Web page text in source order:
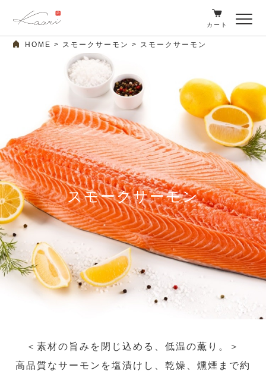
カート
HOME スモークサーモン スモークサーモン
スモークサーモン
＜素材の旨みを閉じ込める、低温の薫り。＞
高品質なサーモンを塩漬けし、乾燥、燻煙まで約